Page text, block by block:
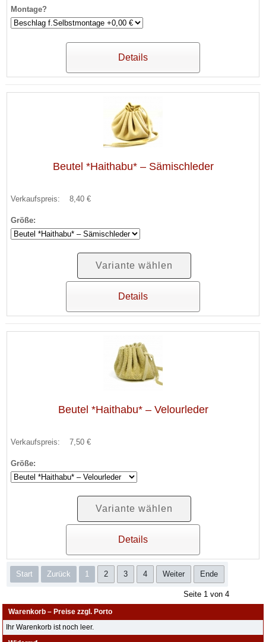
Montage?
Details
Beutel *Haithabu* – Sämischleder
Verkaufspreis: 8,40 €
Größe:
Variante wählen
Details
Beutel *Haithabu* – Velourleder
Verkaufspreis: 7,50 €
Größe:
Variante wählen
Details
Start Zurück 1 2 3 4 Weiter Ende
Seite 1 von 4
Warenkorb – Preise zzgl. Porto
Ihr Warenkorb ist noch leer.